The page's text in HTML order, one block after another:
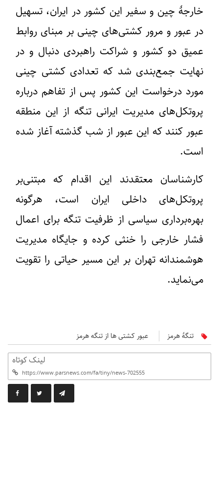
خارجۀ چین و سفیر این کشور در ایران، تسهیل
در عبور و مرور کشتی‌های چینی بر مبنای روابط
عمیق دو کشور و شراکت راهبردی دنبال و در
نهایت جمع‌بندی شد که تعدادی کشتی چینی
مورد درخواست این کشور پس از تفاهم درباره
پروتکل‌های مدیریت ایرانی تنگه از این منطقه
عبور کنند که این عبور از شب گذشته آغاز شده
است.
کارشناسان معتقدند این اقدام که مبتنی‌بر
پروتکل‌های داخلی ایران است، هرگونه
بهره‌برداری سیاسی از ظرفیت تنگه برای اعمال
فشار خارجی را خنثی کرده و جایگاه مدیریت
هوشمندانه تهران بر این مسیر حیاتی را تقویت
می‌نماید.
تنگۀ هرمز عبور کشتی‌ ها از تنگه هرمز
لینک کوتاه